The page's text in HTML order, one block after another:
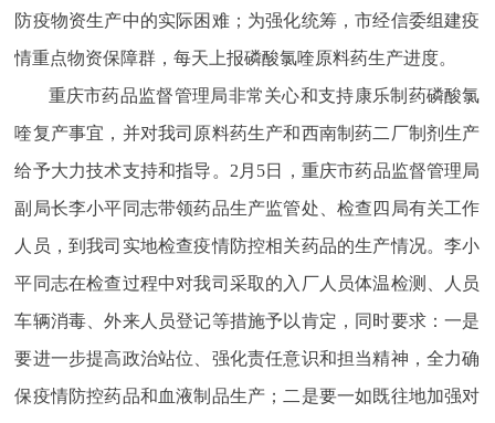
防疫物资生产中的实际困难；为强化统筹，市经信委组建疫
情重点物资保障群，每天上报磷酸氯喹原料药生产进度。
重庆市药品监督管理局非常关心和支持康乐制药磷酸氯
喹复产事宜，并对我司原料药生产和西南制药二厂制剂生产
给予大力技术支持和指导。2月5日，重庆市药品监督管理局
副局长李小平同志带领药品生产监管处、检查四局有关工作
人员，到我司实地检查疫情防控相关药品的生产情况。李小
平同志在检查过程中对我司采取的入厂人员体温检测、人员
车辆消毒、外来人员登记等措施予以肯定，同时要求：一是
要进一步提高政治站位、强化责任意识和担当精神，全力确
保疫情防控药品和血液制品生产；二是要一如既往地加强对